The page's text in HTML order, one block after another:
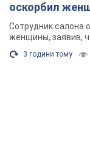
оскорбил
химиотерапии,
Фото
Сотрудник салона
женщины, заявив,
3 години тому